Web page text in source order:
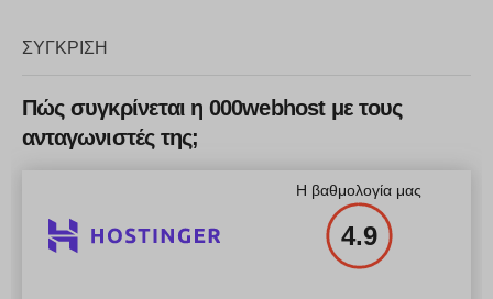
ΣΎΓΚΡΙΣΗ
Πώς συγκρίνεται η 000webhost με τους
ανταγωνιστές της;
Η βαθμολογία μας
4.9